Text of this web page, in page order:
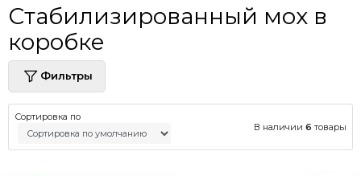
Стабилизированный мох в
коробке
Фильтры
Сортировка по
В наличии 6 товары